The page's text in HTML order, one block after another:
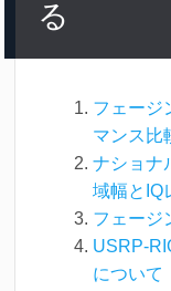
る
フェージ
マンス比
ナショナ
域幅とIQ
フェージ
USRP-
について